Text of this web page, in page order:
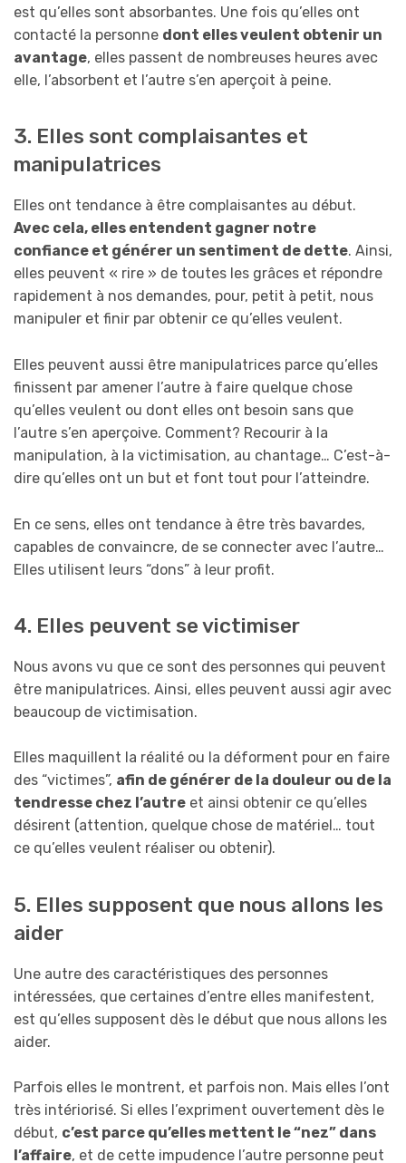
est qu’elles sont absorbantes. Une fois qu’elles ont
contacté la personne dont elles veulent obtenir un
avantage, elles passent de nombreuses heures avec
elle, l’absorbent et l’autre s’en aperçoit à peine.
3. Elles sont complaisantes et
manipulatrices
Elles ont tendance à être complaisantes au début.
Avec cela, elles entendent gagner notre
confiance et générer un sentiment de dette. Ainsi,
elles peuvent « rire » de toutes les grâces et répondre
rapidement à nos demandes, pour, petit à petit, nous
manipuler et finir par obtenir ce qu’elles veulent.
Elles peuvent aussi être manipulatrices parce qu’elles
finissent par amener l’autre à faire quelque chose
qu’elles veulent ou dont elles ont besoin sans que
l’autre s’en aperçoive. Comment? Recourir à la
manipulation, à la victimisation, au chantage… C’est-à-
dire qu’elles ont un but et font tout pour l’atteindre.
En ce sens, elles ont tendance à être très bavardes,
capables de convaincre, de se connecter avec l’autre…
Elles utilisent leurs “dons” à leur profit.
4. Elles peuvent se victimiser
Nous avons vu que ce sont des personnes qui peuvent
être manipulatrices. Ainsi, elles peuvent aussi agir avec
beaucoup de victimisation.
Elles maquillent la réalité ou la déforment pour en faire
des “victimes”, afin de générer de la douleur ou de la
tendresse chez l’autre et ainsi obtenir ce qu’elles
désirent (attention, quelque chose de matériel… tout
ce qu’elles veulent réaliser ou obtenir).
5. Elles supposent que nous allons les
aider
Une autre des caractéristiques des personnes
intéressées, que certaines d’entre elles manifestent,
est qu’elles supposent dès le début que nous allons les
aider.
Parfois elles le montrent, et parfois non. Mais elles l’ont
très intériorisé. Si elles l’expriment ouvertement dès le
début, c’est parce qu’elles mettent le “nez” dans
l’affaire, et de cette impudence l’autre personne peut